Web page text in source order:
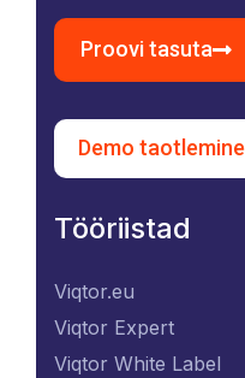
Proovi tasuta
Demo taotlemine
Tööriistad
Viqtor.eu
Viqtor Expert
Viqtor White Label